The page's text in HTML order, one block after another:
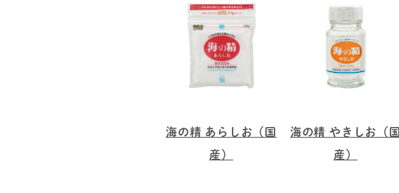
海の精 あらしお（国
産）
海の精 やきしお（国
産）